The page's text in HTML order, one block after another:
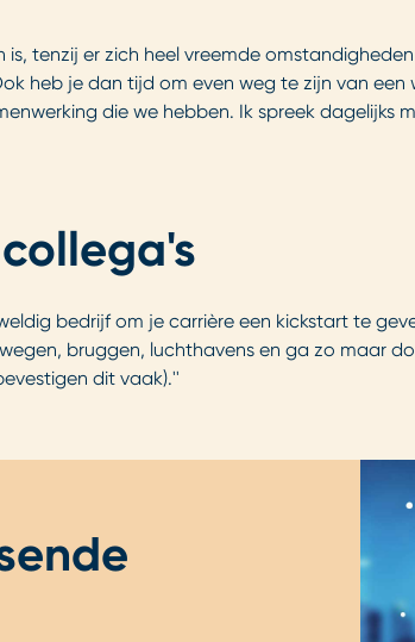
tenzij er zich heel vreemde
heb je dan tijd om even weg te zijn van een
die we hebben. Ik spreek dagelijks
bedrijf om je carrière een kickstart te
bruggen, luchthavens en ga zo maar
dit vaak).''